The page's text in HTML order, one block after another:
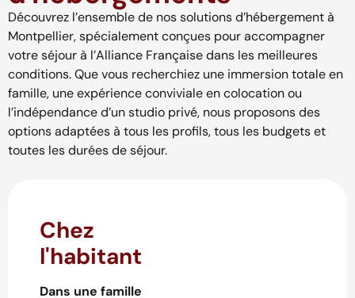
Découvrez l’ensemble de nos solutions d’hébergement à
Montpellier, spécialement conçues pour accompagner
votre séjour à l’Alliance Française dans les meilleures
conditions. Que vous recherchiez une immersion totale en
famille, une expérience conviviale en colocation ou
l’indépendance d’un studio privé, nous proposons des
options adaptées à tous les profils, tous les budgets et
toutes les durées de séjour.
Chez
l'habitant
Dans une famille